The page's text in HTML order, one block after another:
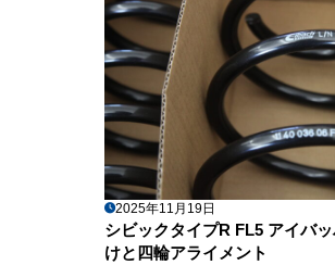
2025年11月19日
シビックタイプR FL5 アイバ
けと四輪アライメント